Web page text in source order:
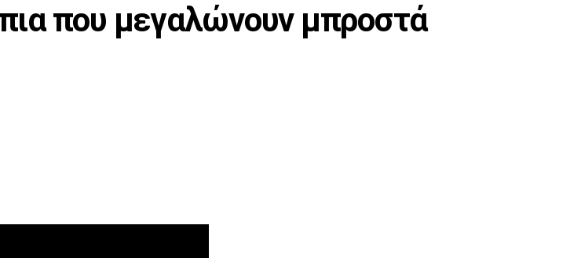
που μεγαλώνουν μπροστά